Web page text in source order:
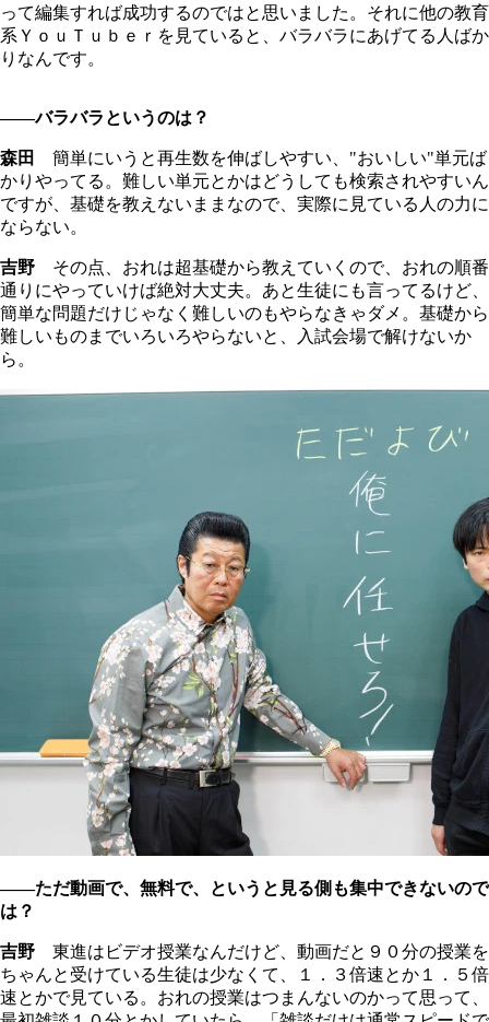
って編集すれば成功するのではと思いました。それに他の教育
系ＹｏｕＴｕｂｅｒを見ていると、バラバラにあげてる人ばか
りなんです。
――バラバラというのは？
森田
簡単にいうと再生数を伸ばしやすい、"おいしい"単元ば
かりやってる。難しい単元とかはどうしても検索されやすいん
ですが、基礎を教えないままなので、実際に見ている人の力に
ならない。
吉野 その点、おれは超基礎から教えていくので、おれの順番
通りにやっていけば絶対大丈夫。あと生徒にも言ってるけど、
簡単な問題だけじゃなく難しいのもやらなきゃダメ。基礎から
難しいものまでいろいろやらないと、入試会場で解けないか
ら。
――ただ動画で、無料で、というと見る側も集中できないので
は？
吉野 東進はビデオ授業なんだけど、動画だと９０分の授業を
ちゃんと受けている生徒は少なくて、１．３倍速とか１．５倍
速とかで見ている。おれの授業はつまんないのかって思って、